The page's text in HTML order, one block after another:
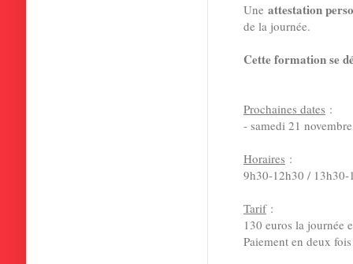
Une attestation
de la journée.
Cette formation se
Prochaines dates :
- samedi 21
Horaires :
9h30-12h30 / 13h30-
Tarif:
130 euros la journée
Paiement en deux